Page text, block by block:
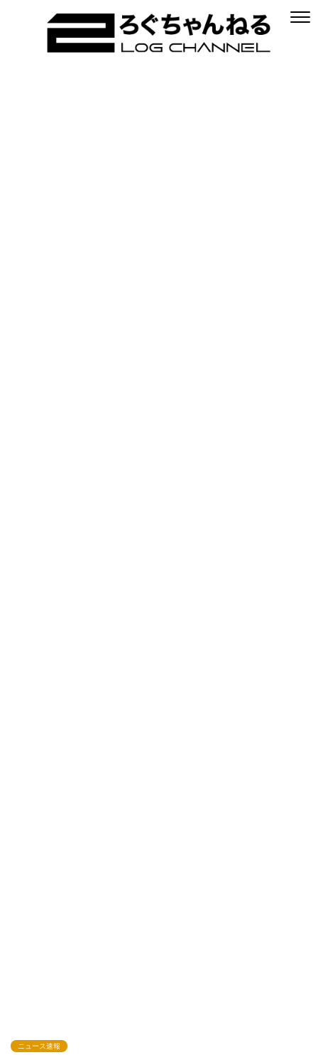
ニュース速報